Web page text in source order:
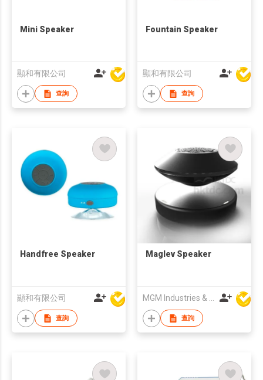
Mini Speaker
顯和有限公司
查詢
Fountain Speaker
顯和有限公司
查詢
Handfree Speaker
顯和有限公司
查詢
Maglev Speaker
MGM Industries & Company
查詢